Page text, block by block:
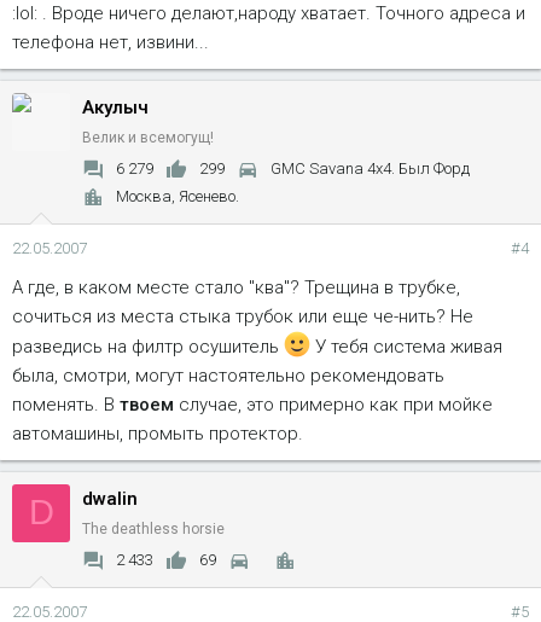
:lol: . Вроде ничего делают,народу хватает. Точного адреса и
телефона нет, извини...
Акулыч
Велик и всемогущ!
6 279 299
GMC Savana 4x4. Был Форд
Москва, Ясенево.
22.05.2007 #4
А где, в каком месте стало "ква"? Трещина в трубке,
сочиться из места стыка трубок или еще че-нить? Не
разведись на филтр осушитель
У тебя система живая
была, смотри, могут настоятельно рекомендовать
поменять. В твоем случае, это примерно как при мойке
автомашины, промыть протектор.
D dwalin
The deathless horsie
2 433 69
22.05.2007 #5